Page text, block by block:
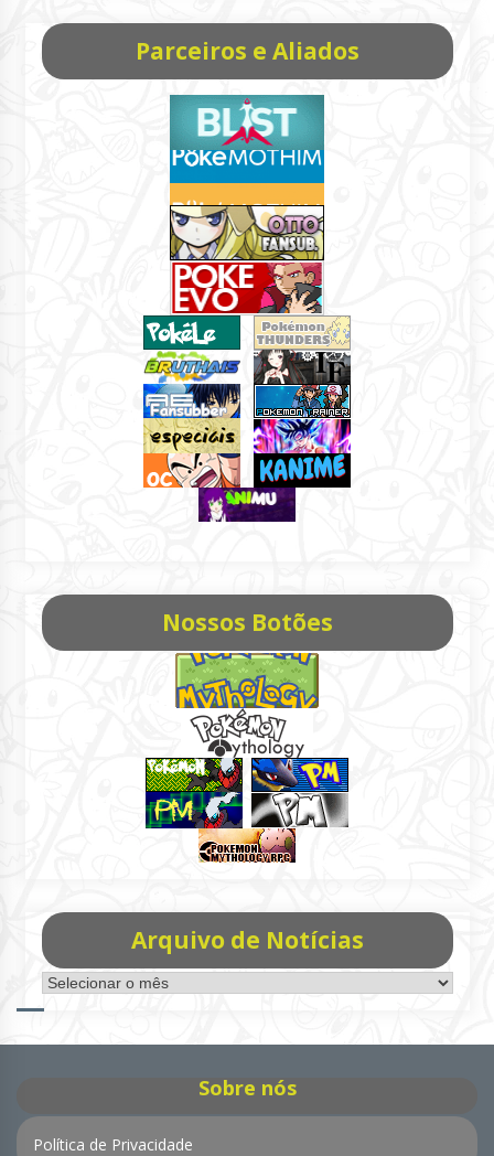
Parceiros e Aliados
Nossos Botões
Arquivo de Notícias
Arquivo
de
Sobre nós
Política de Privacidade